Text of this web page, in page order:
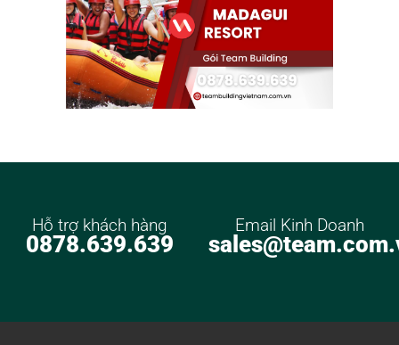
Hỗ trợ khách hàng
0878.639.639
Email Kinh Doanh